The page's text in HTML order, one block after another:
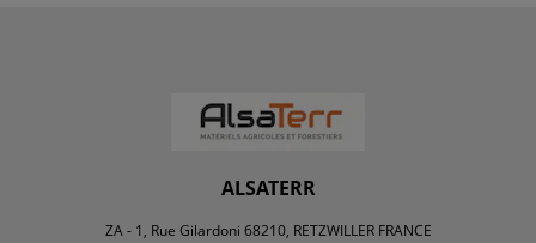
ALSATERR
ZA - 1, Rue Gilardoni 68210, RETZWILLER FRANCE